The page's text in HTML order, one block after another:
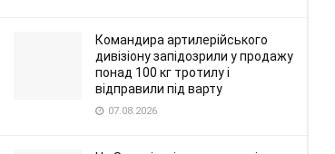
Командира артилерійського
дивізіону запідозрили у продажу
понад 100 кг тротилу і
відправили під варту
07.08.2026